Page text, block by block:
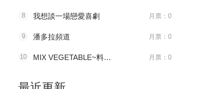
天官赐福
8 我想談一場戀愛喜劇 月票：0
9 潘多拉頻道 月票：0
10 MIX VEGETABLE~料理關係~ 月票：0